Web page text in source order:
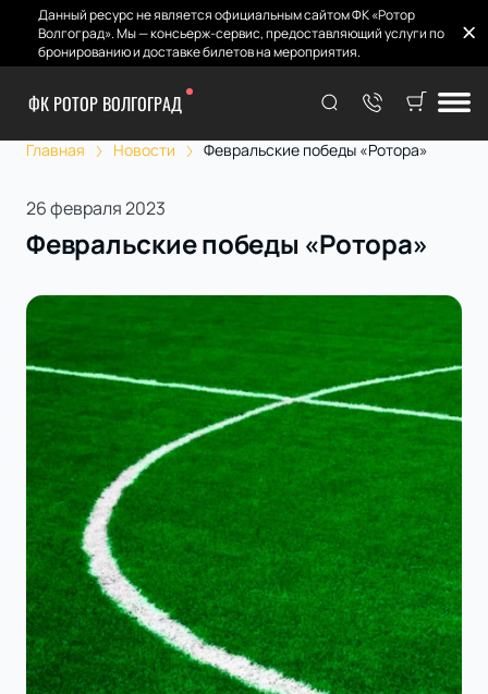
Данный ресурс не является официальным сайтом ФК «Ротор
Волгоград». Мы — консьерж-сервис, предоставляющий услуги по
бронированию и доставке билетов на мероприятия.
ФК РОТОР ВОЛГОГРАД
Главная Новости Февральские победы «Ротора»
26 февраля 2023
Февральские победы «Ротора»